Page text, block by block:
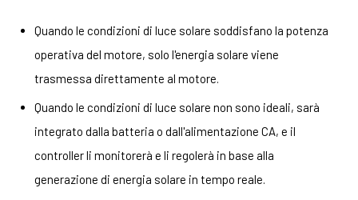
Quando le condizioni di luce solare soddisfano la potenza
operativa del motore, solo l'energia solare viene
trasmessa direttamente al motore.
Quando le condizioni di luce solare non sono ideali, sarà
integrato dalla batteria o dall'alimentazione CA, e il
controller li monitorerà e li regolerà in base alla
generazione di energia solare in tempo reale.